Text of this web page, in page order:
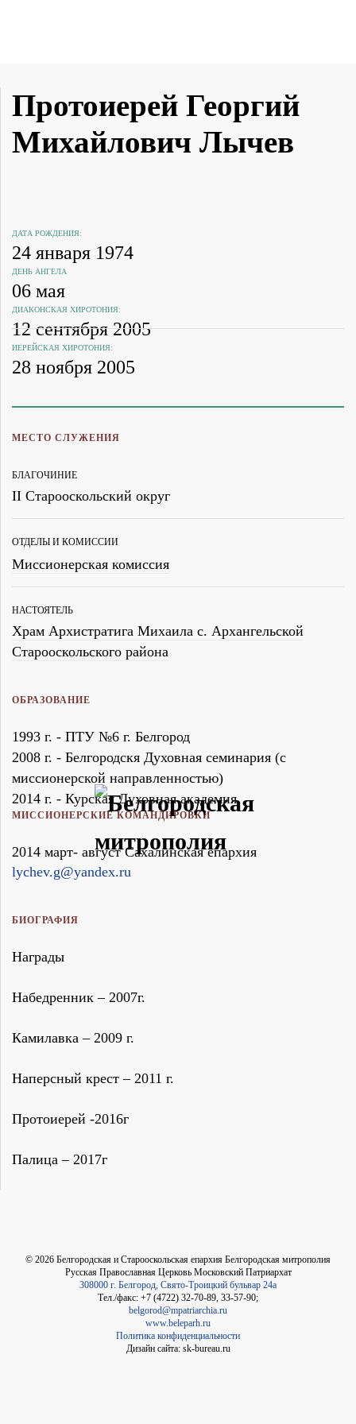
Протоиерей Георгий
Михайлович Лычев
ДАТА РОЖДЕНИЯ:
24 января 1974
ДЕНЬ АНГЕЛА
06 мая
ДИАКОНСКАЯ ХИРОТОНИЯ:
12 сентября 2005
ИЕРЕЙСКАЯ ХИРОТОНИЯ:
28 ноября 2005
МЕСТО СЛУЖЕНИЯ
БЛАГОЧИНИЕ
II Старооскольский округ
ОТДЕЛЫ И КОМИССИИ
Миссионерская комиссия
НАСТОЯТЕЛЬ
Храм Архистратига Михаила с. Архангельской
Старооскольского района
ОБРАЗОВАНИЕ
1993 г. - ПТУ №6 г. Белгород
2008 г. - Белгородскя Духовная семинария (с
миссионерской направленностью)
2014 г. - Курская Духовная академия
МИССИОНЕРСКИЕ КОМАНДИРОВКИ
2014 март- август Сахалинская епархия
lychev.g@yandex.ru
БИОГРАФИЯ
Награды
Набедренник – 2007г.
Камилавка – 2009 г.
Наперсный крест – 2011 г.
Протоиерей -2016г
Палица – 2017г
© 2026 Белгородская и Старооскольская епархия Белгородская митрополия
Русская Православная Церковь Московский Патриархат
308000 г. Белгород, Свято-Троицкий бульвар 24а
Тел./факс: +7 (4722) 32-70-89, 33-57-90;
belgorod@mpatriarchia.ru
www.beleparh.ru
Политика конфиденциальности
Дизайн сайта: sk-bureau.ru